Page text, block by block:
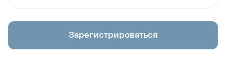
Зарегистрироваться